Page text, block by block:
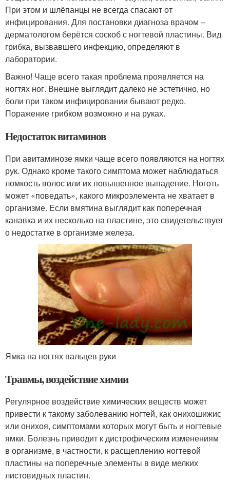
При этом и шлёпанцы не всегда спасают от
инфицирования. Для постановки диагноза врачом –
дерматологом берётся соскоб с ногтевой пластины. Вид
грибка, вызвавшего инфекцию, определяют в
лаборатории.
Важно! Чаще всего такая проблема проявляется на
ногтях ног. Внешне выглядит далеко не эстетично, но
боли при таком инфицировании бывают редко.
Поражение грибком возможно и на руках.
Недостаток витаминов
При авитаминозе ямки чаще всего появляются на ногтях
рук. Однако кроме такого симптома может наблюдаться
ломкость волос или их повышенное выпадение. Ноготь
может «поведать», какого микроэлемента не хватает в
организме. Если вмятина выглядит как поперечная
канавка и их несколько на пластине, это свидетельствует
о недостатке в организме железа.
Ямка на ногтях пальцев руки
Травмы, воздействие химии
Регулярное воздействие химических веществ может
привести к такому заболеванию ногтей, как онихошижис
или онихоя, симптомами которых могут быть и ногтевые
ямки. Болезнь приводит к дистрофическим изменениям
в организме, в частности, к расщеплению ногтевой
пластины на поперечные элементы в виде мелких
листовидных пластин.